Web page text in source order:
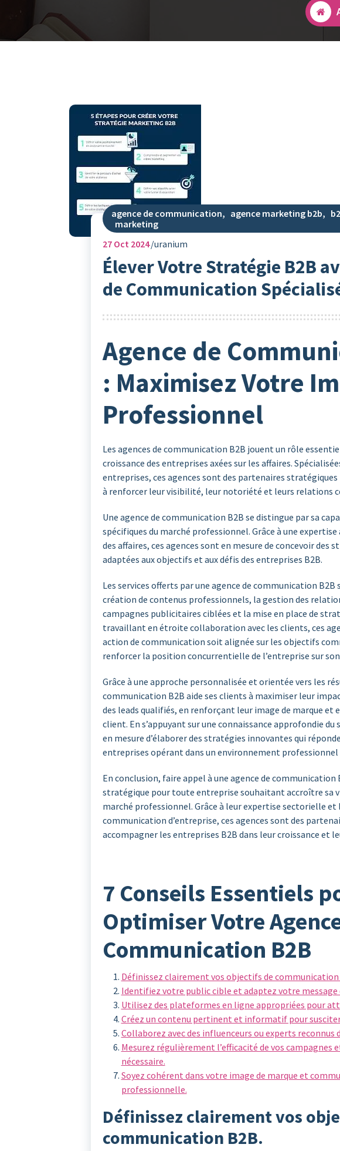
agence de communication, agence marketing b2b,
marketing
27Oct 2024 uranium
Élever Votre Stratégie B2B
de Communication
Agence de
: Maximisez Votre
Professionnel
Les agences de communication B2B jouent un rôle
croissance des entreprises axées sur les affaires.
entreprises, ces agences sont des partenaires
à renforcer leur visibilité, leur notoriété et leurs relations
Une agence de communication B2B se distingue par sa
spécifiques du marché professionnel. Grâce à une
des affaires, ces agences sont en mesure de concevoir des
adaptées aux objectifs et aux défis des entreprises B2B.
Les services offerts par une agence de communication
création de contenus professionnels, la gestion des
campagnes publicitaires ciblées et la mise en place de
travaillant en étroite collaboration avec les clients, ces
action de communication soit alignée sur les objectifs
renforcer la position concurrentielle de l’entreprise sur
Grâce à une approche personnalisée et orientée vers les
communication B2B aide ses clients à maximiser leur
des leads qualifiés, en renforçant leur image de marque
client. En s’appuyant sur une connaissance approfondie du
en mesure d’élaborer des stratégies innovantes qui
entreprises opérant dans un environnement professionnel
En conclusion, faire appel à une agence de
stratégique pour toute entreprise souhaitant accroître sa
marché professionnel. Grâce à leur expertise sectorielle
communication d’entreprise, ces agences sont des
accompagner les entreprises B2B dans leur croissance et
7 Conseils Essentiels
Optimiser Votre
Communication B2B
Définissez clairement vos objectifs de communication
Identifiez votre public cible et adaptez votre message
Utilisez des plateformes en ligne appropriées pour
Créez un contenu pertinent et informatif pour
Collaborez avec des influenceurs ou experts reconnus
Mesurez régulièrement l’efficacité de vos
nécessaire.
Soyez cohérent dans votre image de marque et
professionnelle.
Définissez clairement vos
communication B2B.